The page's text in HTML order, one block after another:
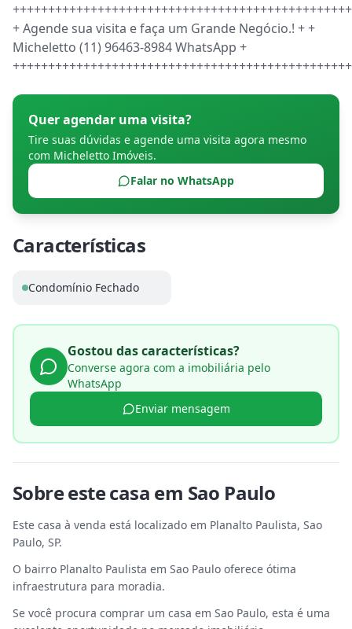
+ Agende sua visita e faça um Grande Negócio.! + +
Micheletto (11) 96463-8984 WhatsApp +
Quer agendar uma visita?
Tire suas dúvidas e agende uma visita agora mesmo
com Micheletto Imóveis.
Falar no WhatsApp
Características
Condomínio Fechado
Gostou das características?
Converse agora com a imobiliária pelo
WhatsApp
Enviar mensagem
Sobre estecasa em Sao Paulo
Este casa à venda está localizado em Planalto Paulista, Sao
Paulo, SP.
O bairro Planalto Paulista em Sao Paulo oferece ótima
infraestrutura para moradia.
Se você procura comprar um casa em Sao Paulo, esta é uma